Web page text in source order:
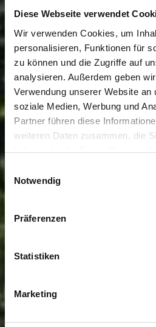
Diese Webseite verwendet
Wir verwenden Cookies, um
personalisieren, Funktionen für
zu können und die Zugriffe auf
analysieren. Außerdem geben
Verwendung unserer Website an
soziale Medien, Werbung und
Partner führen diese
weiteren Daten zusammen, die
haben oder die Sie im Rahmen
Cookies, wenn Sie unsere
Einwilligungsauswahl
Notwendig
Präferenzen
Statistiken
Marketing